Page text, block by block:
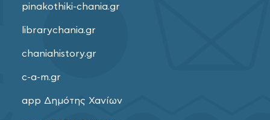
pinakothiki-chania.gr
librarychania.gr
chaniahistory.gr
c-a-m.gr
app Δημότης Χανίων